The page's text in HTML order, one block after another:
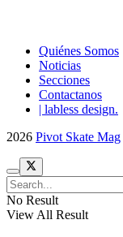
Quiénes Somos
Noticias
Secciones
Contactanos
| labless design.
2026 Pivot Skate Mag
No Result
View All Result